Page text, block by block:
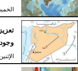
الخميس، 15
الإثنين، 12 يناير